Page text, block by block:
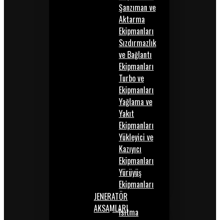
Şanzıman ve
Aktarma
Ekipmanları
Sızdırmazlık
ve Bağlantı
Ekipmanları
Turbo ve
Ekipmanları
Yağlama ve
Yakıt
Ekipmanları
Yükleyici ve
Kazıyıcı
Ekipmanları
Yürüyüş
Ekipmanları
JENERATÖR
AKSAMLARIIsıtma